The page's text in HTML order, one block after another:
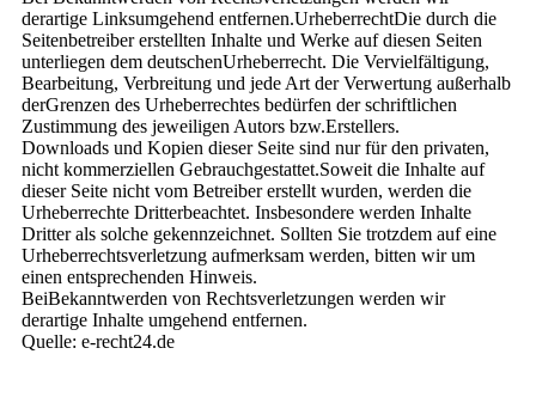
derartige Linksumgehend entfernen.UrheberrechtDie durch die
Seitenbetreiber erstellten Inhalte und Werke auf diesen Seiten
unterliegen dem deutschenUrheberrecht. Die Vervielfältigung,
Bearbeitung, Verbreitung und jede Art der Verwertung außerhalb
derGrenzen des Urheberrechtes bedürfen der schriftlichen
Zustimmung des jeweiligen Autors bzw.Erstellers.
Downloads und Kopien dieser Seite sind nur für den privaten,
nicht kommerziellen Gebrauchgestattet.Soweit die Inhalte auf
dieser Seite nicht vom Betreiber erstellt wurden, werden die
Urheberrechte Dritterbeachtet. Insbesondere werden Inhalte
Dritter als solche gekennzeichnet. Sollten Sie trotzdem auf eine
Urheberrechtsverletzung aufmerksam werden, bitten wir um
einen entsprechenden Hinweis.
BeiBekanntwerden von Rechtsverletzungen werden wir
derartige Inhalte umgehend entfernen.
Quelle: e-recht24.de